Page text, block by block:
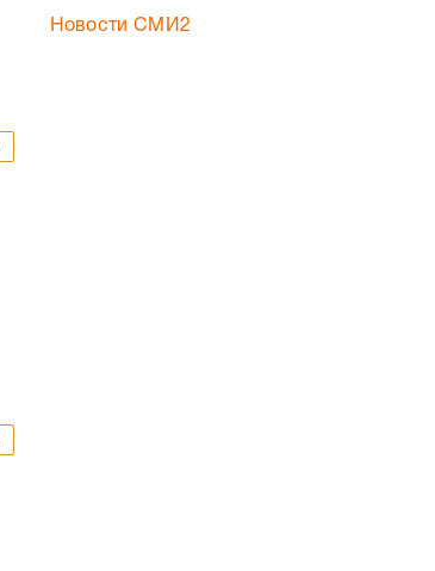
Новости СМИ2